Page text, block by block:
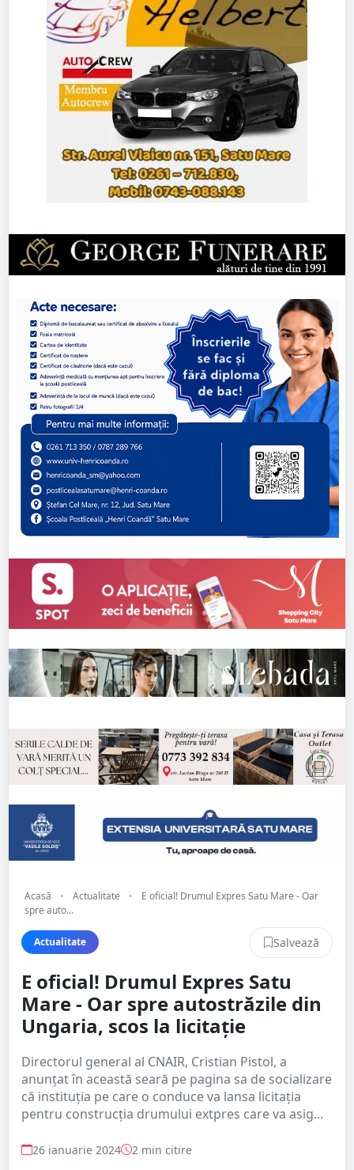
Acasă • Actualitate •
E oficial! Drumul Expres Satu Mare - Oar
spre auto...
Actualitate Salvează
E oficial! Drumul Expres Satu
Mare - Oar spre autostrăzile din
Ungaria, scos la licitație
Directorul general al CNAIR, Cristian Pistol, a
anunțat în această seară pe pagina sa de socializare
că instituția pe care o conduce va lansa licitația
pentru construcția drumului extpres care va asig...
26 ianuarie 2024 2 min citire